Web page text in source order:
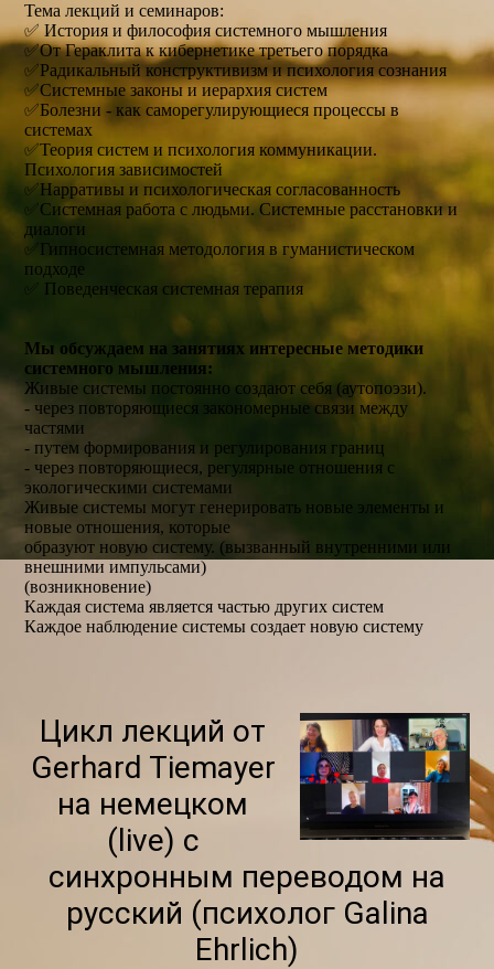
Тема лекций и семинаров:
✅ История и философия системного мышления
✅От Гераклита к кибернетике третьего порядка
✅Радикальный конструктивизм и психология сознания
✅Системные законы и иерархия систем
✅Болезни - как саморегулирующиеся процессы в
системах
✅Теория систем и психология коммуникации.
Психология зависимостей
✅Нарративы и психологическая согласованность
✅Системная работа с людьми. Системные расстановки и
диалоги
✅Гипносистемная методология в гуманистическом
подходе
✅ Поведенческая системная терапия
Мы обсуждаем на занятиях интересные методики
системного мышления:
Живые системы постоянно создают себя (аутопоэзи).
- через повторяющиеся закономерные связи между
частями
- путем формирования и регулирования границ
- через повторяющиеся, регулярные отношения с
экологическими системами
Живые системы могут генерировать новые элементы и
новые отношения, которые
образуют новую систему. (вызванный внутренними или
внешними импульсами)
(возникновение)
Каждая система является частью других систем
Каждое наблюдение системы создает новую систему
Цикл лекций от
Gerhard Tiemayer
на немецком
(live) с
синхронным переводом на
русский (психолог Galina
Ehrlich)